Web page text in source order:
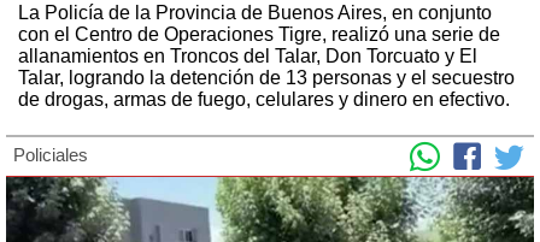
La Policía de la Provincia de Buenos Aires, en conjunto
con el Centro de Operaciones Tigre, realizó una serie de
allanamientos en Troncos del Talar, Don Torcuato y El
Talar, logrando la detención de 13 personas y el secuestro
de drogas, armas de fuego, celulares y dinero en efectivo.
Policiales